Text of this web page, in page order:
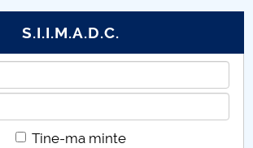
S.I.I.M.A.D.C.
Tine-ma minte